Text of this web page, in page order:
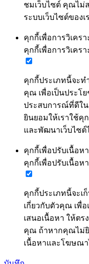
ชมเว็บไซต์ คุณไม่
ระบบเว็บไซต์ของเ
คุกกี้เพื่อการวิเครา
คุกกี้เพื่อการวิเครา
คุกกี้ประเภทนี้จะท
คุณ เพื่อเป็นประโ
ประสบการณ์ที่ดีใน
ยินยอมให้เราใช้คุ
และพัฒนาเว็บไซต์
คุกกี้เพื่อปรับเนื้อห
คุกกี้เพื่อปรับเนื้อห
คุกกี้ประเภทนี้จะเ
เกี่ยวกับตัวคุณ เพื่
เสนอเนื้อหา ให้ต
คุณ ถ้าหากคุณไม่ยิ
เนื้อหาและโฆษณ